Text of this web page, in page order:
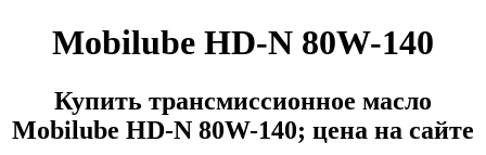
Mobilube HD-N 80W-140
Купить трансмиссионное масло
Mobilube HD-N 80W-140; цена на сайте